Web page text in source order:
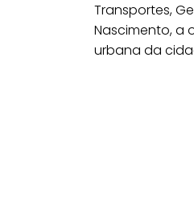
Transportes,
Nascimento, a
urbana da